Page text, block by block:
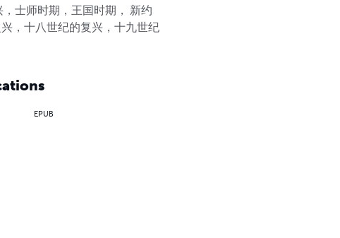
士师时期，王国时期， 新约
，十八世纪的复兴，十九世纪
EPUB